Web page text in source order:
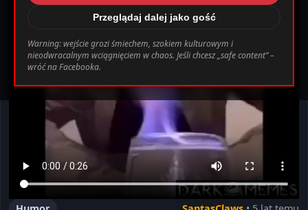
163Warning
Ustawienia Wyloguj
Przeglądaj dalej jako gość
Warning: wejście grozi śmiechem, szokiem kulturowym i
nieodwracalnym wciągnięciem w chaos. Jeśli chcesz „safe content” –
wróć na Facebooka.